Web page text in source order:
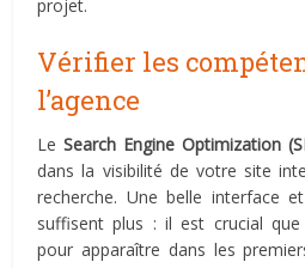
projet.
Vérifier les
l’agence
LeSearch Engine Optimization
dans la visibilité de votre site
recherche. Une belle interface
suffisent plus : il est crucial
pour apparaître dans les